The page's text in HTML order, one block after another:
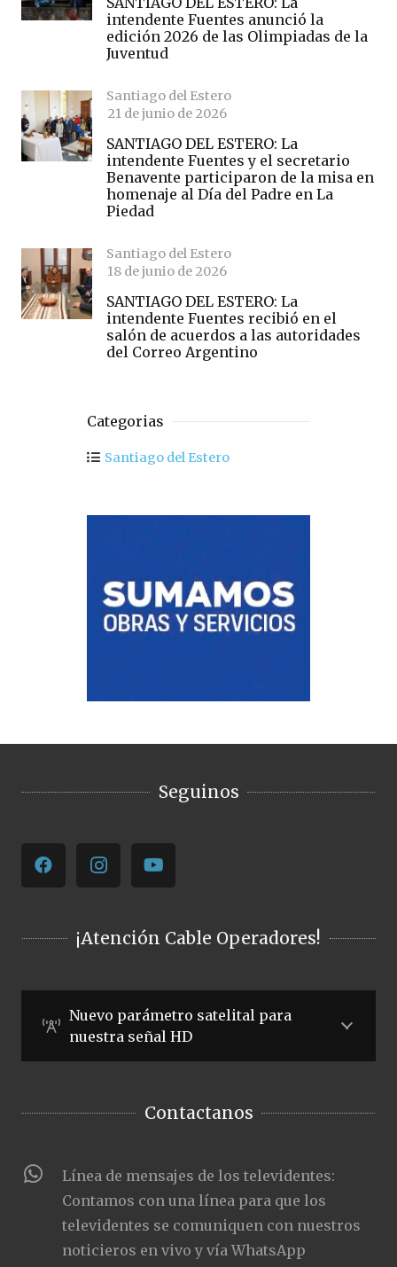
intendente Fuentes anunció la
edición 2026 de las Olimpiadas de la
Juventud
Santiago del Estero
21 de junio de 2026
SANTIAGO DEL ESTERO: La
intendente Fuentes y el secretario
Benavente participaron de la misa en
homenaje al Día del Padre en La
Piedad
Santiago del Estero
18 de junio de 2026
SANTIAGO DEL ESTERO: La
intendente Fuentes recibió en el
salón de acuerdos a las autoridades
del Correo Argentino
Categorias
Santiago del Estero
Seguinos
¡Atención Cable Operadores!
Nuevo parámetro satelital para
nuestra señal HD
Contactanos
Línea de mensajes de los televidentes:
Contamos con una línea para que los
televidentes se comuniquen con nuestros
noticieros en vivo y vía WhatsApp